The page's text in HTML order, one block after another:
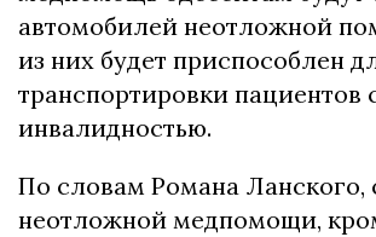
автомобилей неотложной
из них будет приспособлен
транспортировки пациентов
инвалидностью.
По словам Романа
неотложной медпомощи,